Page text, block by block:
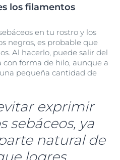
los filamentos
en tu rostro y los
negros, es probable que
Al hacerlo, puede salir del
con forma de hilo, aunque a
pequeña cantidad de
exprimir
sebáceos, ya
natural de